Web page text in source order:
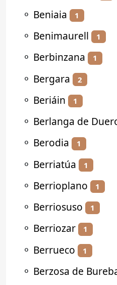
⚬ Beniaia 1
⚬ Benimaurell 1
⚬ Berbinzana 1
⚬ Bergara 2
⚬ Beriáin 1
⚬ Berlanga de
⚬ Berodia 1
⚬ Berriatúa 1
⚬ Berrioplano 1
⚬ Berriosuso 1
⚬ Berriozar 1
⚬ Berrueco 1
⚬ Berzosa de